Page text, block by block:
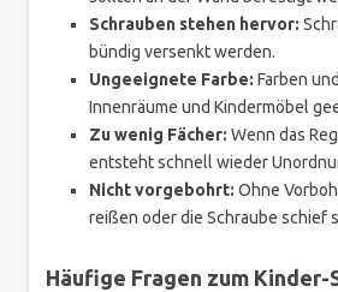
Schrauben stehen hervor:
bündig versenkt werden.
Ungeeignete Farbe: Farben
Innenräume und Kindermöbel
Zu wenig Fächer: Wenn das
entsteht schnell wieder
Nicht vorgebohrt: Ohne
reißen oder die Schraube schief
Häufige Fragen zum Kinder-